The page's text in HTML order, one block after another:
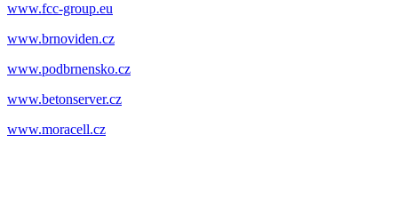
www.fcc-group.eu
www.brnoviden.cz
www.podbrnensko.cz
www.betonserver.cz
www.moracell.cz